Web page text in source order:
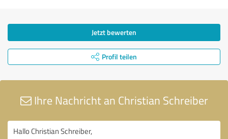
Jetzt bewerten
Profil teilen
Ihre Nachricht an Christian Schreiber